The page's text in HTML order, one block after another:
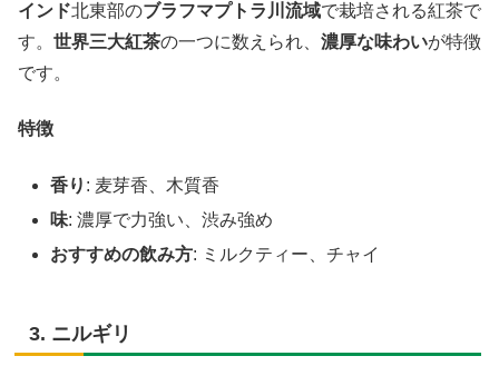
インド北東部のブラフマプトラ川流域で栽培される紅茶で
す。 世界三大紅茶の一つに数えられ、 濃厚な味わいが特徴
です。
特徴
香り : 麦芽香、木質香
味: 濃厚で力強い、渋み強め
おすすめの飲み方: ミルクティー、チャイ
3. ニルギリ